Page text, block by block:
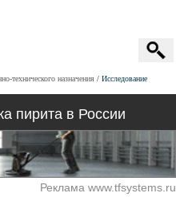
технического назначения
Исследование
пирита в России
Реклама www.tfsystems.ru